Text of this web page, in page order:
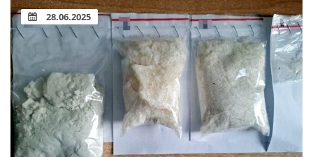
28.06.2025